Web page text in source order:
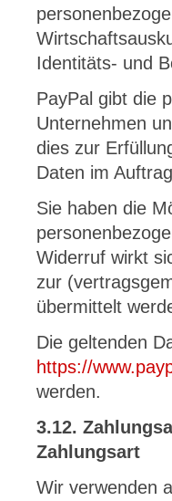
Identitäts- und
PayPal gibt die
Unternehmen
dies zur
Daten im
Sie haben die
Widerruf wirkt
zur
übermittelt
Die geltenden
https://
werden.
3.12.
Zahlungsart
Wir verwenden